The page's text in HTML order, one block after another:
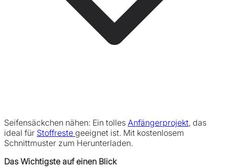
Seifensäckchen nähen: Ein tolles Anfängerprojekt, das
ideal für Stoffreste geeignet ist. Mit kostenlosem
Schnittmuster zum Herunterladen.
Das Wichtigste auf einen Blick